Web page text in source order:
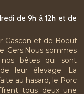
de 9h à 12h et de
Gascon et de Boeuf
Gers.Nous sommes
nos bêtes qui sont
leur élevage. La
au hasard, le Porc
tous deux une